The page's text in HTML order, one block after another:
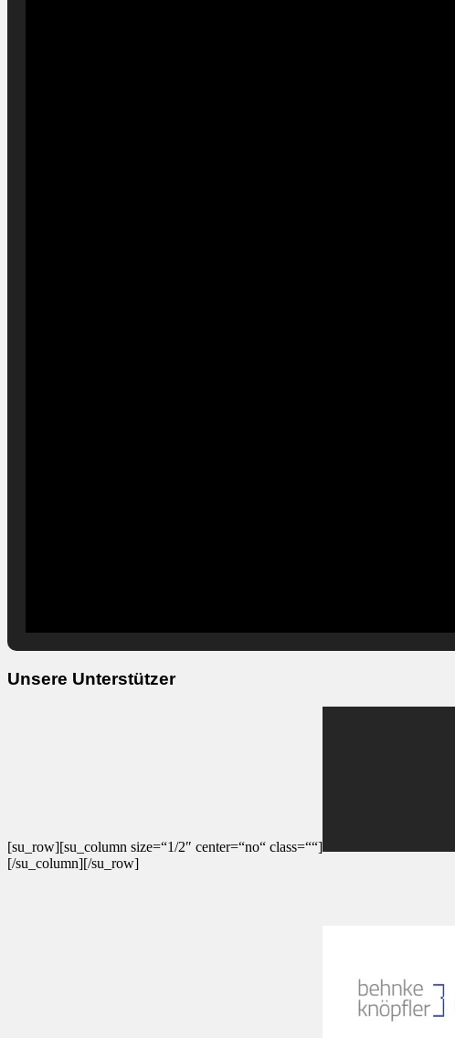
Unsere Unterstützer
[su_row][su_column size=“1/2″ center=“no“ class=““]
[/su_column][/su_row]